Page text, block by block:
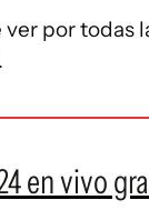
por todas
en vivo